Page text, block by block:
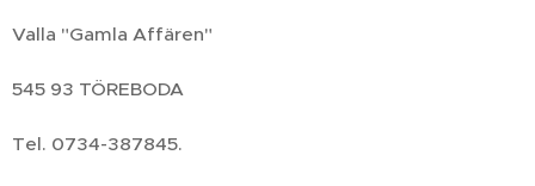
Valla "Gamla Affären"
545 93 TÖREBODA
Tel. 0734-387845.